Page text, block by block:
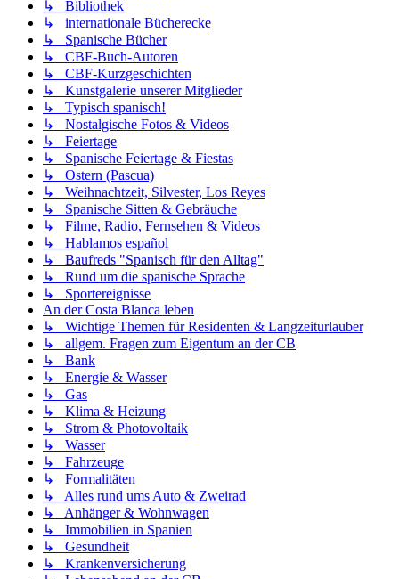
↳ Bibliothek
↳ internationale Bücherecke
↳ Spanische Bücher
↳ CBF-Buch-Autoren
↳ CBF-Kurzgeschichten
↳ Kunstgalerie unserer Mitglieder
↳ Typisch spanisch!
↳ Nostalgische Fotos & Videos
↳ Feiertage
↳ Spanische Feiertage & Fiestas
↳ Ostern (Pascua)
↳ Weihnachtzeit, Silvester, Los Reyes
↳ Spanische Sitten & Gebräuche
↳ Filme, Radio, Fernsehen & Videos
↳ Hablamos español
↳ Baufreds "Spanisch für den Alltag"
↳ Rund um die spanische Sprache
↳ Sportereignisse
An der Costa Blanca leben
↳ Wichtige Themen für Residenten & Langzeiturlauber
↳ allgem. Fragen zum Eigentum an der CB
↳ Bank
↳ Energie & Wasser
↳ Gas
↳ Klima & Heizung
↳ Strom & Photovoltaik
↳ Wasser
↳ Fahrzeuge
↳ Formalitäten
↳ Alles rund ums Auto & Zweirad
↳ Anhänger & Wohnwagen
↳ Immobilien in Spanien
↳ Gesundheit
↳ Krankenversicherung